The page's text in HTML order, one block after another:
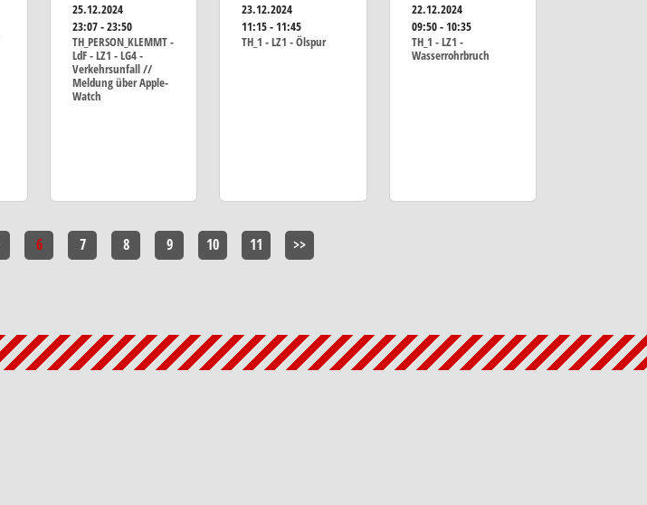
25.12.2024
23:07 - 23:50
TH_PERSON_KLEMMT -
LdF - LZ1 - LG4 -
Verkehrsunfall //
Meldung über Apple-
Watch
23.12.2024
11:15 - 11:45
TH_1 - LZ1 - Ölspur
22.12.2024
09:50 - 10:35
TH_1 - LZ1 -
Wasserrohrbruch
6 7 8 9 10 11 >>